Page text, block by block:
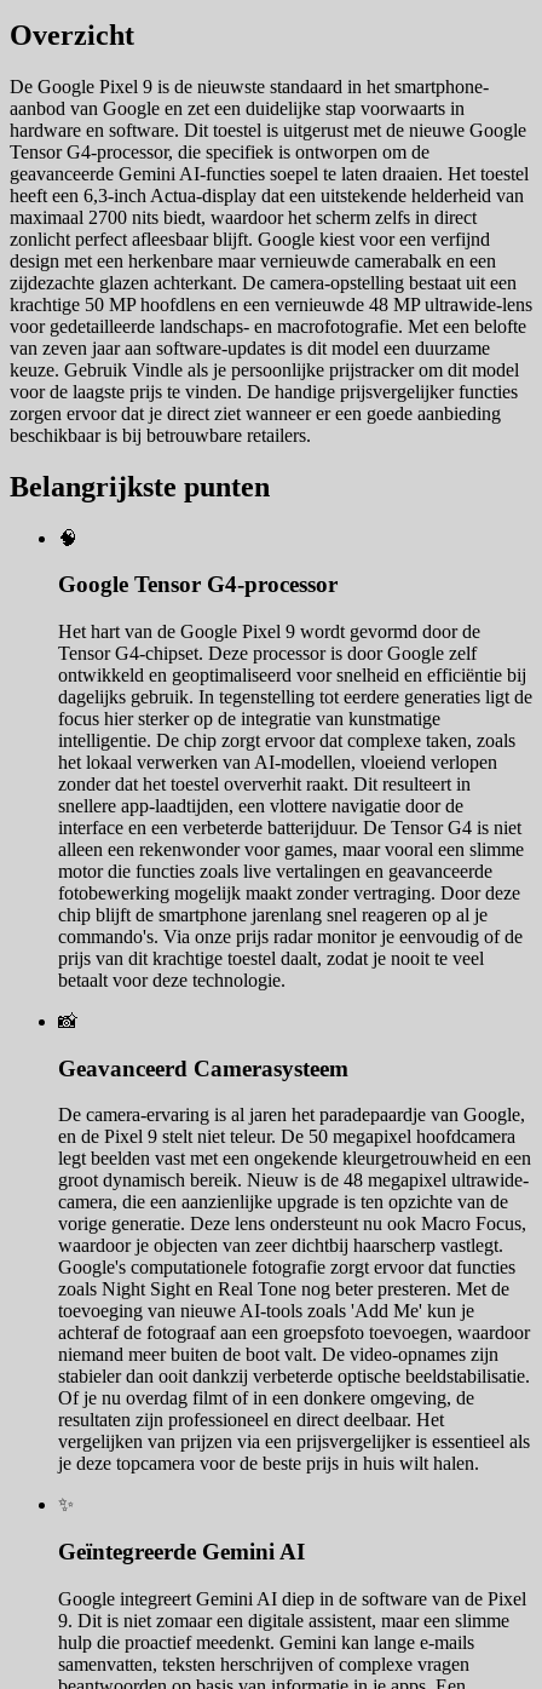
Overzicht
De Google Pixel 9 is de nieuwste standaard in het smartphone-
aanbod van Google en zet een duidelijke stap voorwaarts in
hardware en software. Dit toestel is uitgerust met de nieuwe Google
Tensor G4-processor, die specifiek is ontworpen om de
geavanceerde Gemini AI-functies soepel te laten draaien. Het toestel
heeft een 6,3-inch Actua-display dat een uitstekende helderheid van
maximaal 2700 nits biedt, waardoor het scherm zelfs in direct
zonlicht perfect afleesbaar blijft. Google kiest voor een verfijnd
design met een herkenbare maar vernieuwde camerabalk en een
zijdezachte glazen achterkant. De camera-opstelling bestaat uit een
krachtige 50 MP hoofdlens en een vernieuwde 48 MP ultrawide-lens
voor gedetailleerde landschaps- en macrofotografie. Met een belofte
van zeven jaar aan software-updates is dit model een duurzame
keuze. Gebruik Vindle als je persoonlijke prijstracker om dit model
voor de laagste prijs te vinden. De handige prijsvergelijker functies
zorgen ervoor dat je direct ziet wanneer er een goede aanbieding
beschikbaar is bij betrouwbare retailers.
Belangrijkste punten
🧠
Google Tensor G4-processor
Het hart van de Google Pixel 9 wordt gevormd door de
Tensor G4-chipset. Deze processor is door Google zelf
ontwikkeld en geoptimaliseerd voor snelheid en efficiëntie bij
dagelijks gebruik. In tegenstelling tot eerdere generaties ligt de
focus hier sterker op de integratie van kunstmatige
intelligentie. De chip zorgt ervoor dat complexe taken, zoals
het lokaal verwerken van AI-modellen, vloeiend verlopen
zonder dat het toestel oververhit raakt. Dit resulteert in
snellere app-laadtijden, een vlottere navigatie door de
interface en een verbeterde batterijduur. De Tensor G4 is niet
alleen een rekenwonder voor games, maar vooral een slimme
motor die functies zoals live vertalingen en geavanceerde
fotobewerking mogelijk maakt zonder vertraging. Door deze
chip blijft de smartphone jarenlang snel reageren op al je
commando's. Via onze prijs radar monitor je eenvoudig of de
prijs van dit krachtige toestel daalt, zodat je nooit te veel
betaalt voor deze technologie.
📸
Geavanceerd Camerasysteem
De camera-ervaring is al jaren het paradepaardje van Google,
en de Pixel 9 stelt niet teleur. De 50 megapixel hoofdcamera
legt beelden vast met een ongekende kleurgetrouwheid en een
groot dynamisch bereik. Nieuw is de 48 megapixel ultrawide-
camera, die een aanzienlijke upgrade is ten opzichte van de
vorige generatie. Deze lens ondersteunt nu ook Macro Focus,
waardoor je objecten van zeer dichtbij haarscherp vastlegt.
Google's computationele fotografie zorgt ervoor dat functies
zoals Night Sight en Real Tone nog beter presteren. Met de
toevoeging van nieuwe AI-tools zoals 'Add Me' kun je
achteraf de fotograaf aan een groepsfoto toevoegen, waardoor
niemand meer buiten de boot valt. De video-opnames zijn
stabieler dan ooit dankzij verbeterde optische beeldstabilisatie.
Of je nu overdag filmt of in een donkere omgeving, de
resultaten zijn professioneel en direct deelbaar. Het
vergelijken van prijzen via een prijsvergelijker is essentieel als
je deze topcamera voor de beste prijs in huis wilt halen.
✨
Geïntegreerde Gemini AI
Google integreert Gemini AI diep in de software van de Pixel
9. Dit is niet zomaar een digitale assistent, maar een slimme
hulp die proactief meedenkt. Gemini kan lange e-mails
samenvatten, teksten herschrijven of complexe vragen